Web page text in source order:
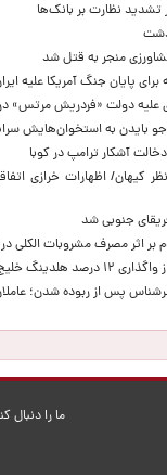
تشدید نظارت بر بانک‌ها
منجر به قتل شد
پایان جنگ آمریکا علیه
علیه دولت «فردریش مرتس»
جو بایدن به استخوان‌هایش
آشکار ترامپ در کوبا
کیهان/ اظهارات خرازی
جنوبی شد
هلدینگ خلیج فارس
پس از ربوده شدن؛
ما را دنبال